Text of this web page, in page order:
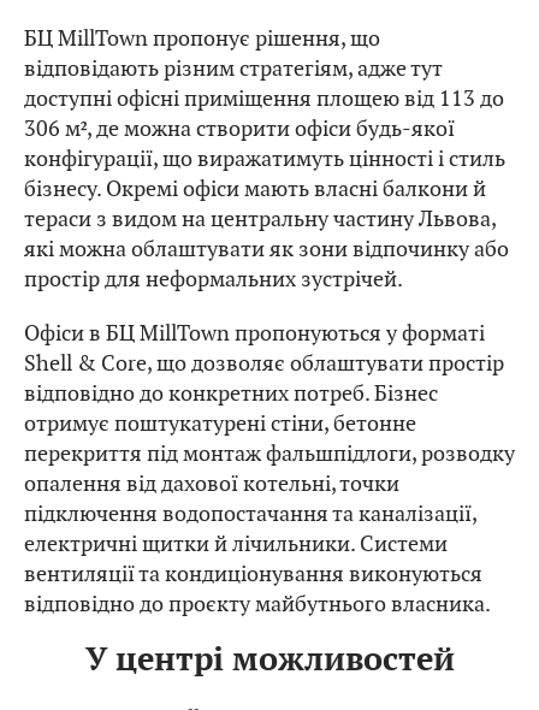
БЦ MillTown пропонує рішення, що
відповідають різним стратегіям, адже тут
доступні офісні приміщення площею від 113 до
306 м², де можна створити офіси будь-якої
конфігурації, що виражатимуть цінності і стиль
бізнесу. Окремі офіси мають власні балкони й
тераси з видом на центральну частину Львова,
які можна облаштувати як зони відпочинку або
простір для неформальних зустрічей.
Офіси в БЦ MillTown пропонуються у форматі
Shell & Core, що дозволяє облаштувати простір
відповідно до конкретних потреб. Бізнес
отримує поштукатурені стіни, бетонне
перекриття під монтаж фальшпідлоги, розводку
опалення від дахової котельні, точки
підключення водопостачання та каналізації,
електричні щитки й лічильники. Системи
вентиляції та кондиціонування виконуються
відповідно до проєкту майбутнього власника.
У центрі можливостей